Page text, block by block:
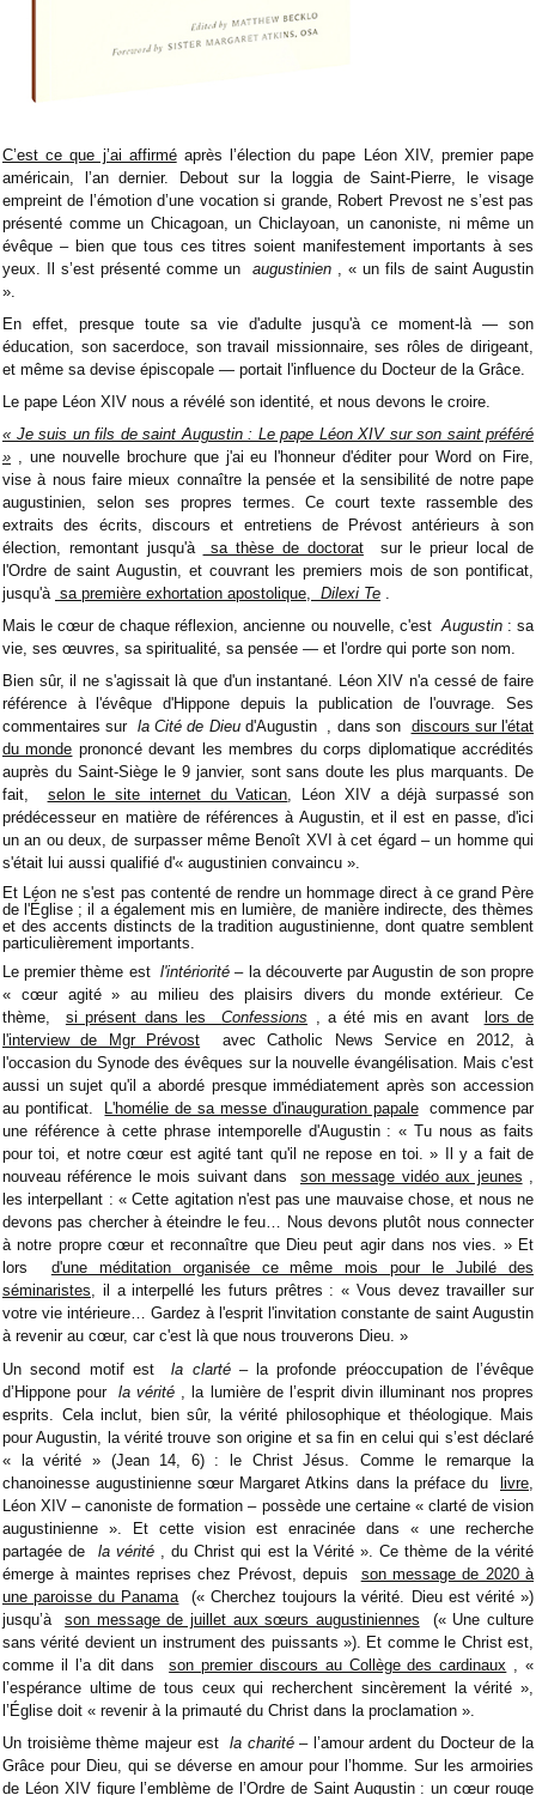
C’est ce que j’ai affirméaprès l’élection du pape Léon XIV, premier pape
américain, l’an dernier. Debout sur la loggia de Saint-Pierre, le visage
empreint de l’émotion d’une vocation si grande, Robert Prevost ne s’est pas
présenté comme un Chicagoan, un Chiclayoan, un canoniste, ni même un
évêque – bien que tous ces titres soient manifestement importants à ses
yeux. Il s’est présenté comme un augustinien , « un fils de saint Augustin
».
En effet, presque toute sa vie d'adulte jusqu'à ce moment-là — son
éducation, son sacerdoce, son travail missionnaire, ses rôles de dirigeant,
et même sa devise épiscopale — portait l'influence du Docteur de la Grâce.
Le pape Léon XIV nous a révélé son identité, et nous devons le croire.
« Je suis un fils de saint Augustin : Le pape Léon XIV sur son saint préféré
» , une nouvelle brochure que j'ai eu l'honneur d'éditer pour Word on Fire,
vise à nous faire mieux connaître la pensée et la sensibilité de notre pape
augustinien, selon ses propres termes. Ce court texte rassemble des
extraits des écrits, discours et entretiens de Prévost antérieurs à son
élection, remontant jusqu'à
sa thèse de doctoratsur le prieur local de
l'Ordre de saint Augustin, et couvrant les premiers mois de son pontificat,
jusqu'à sa première exhortation apostolique, Dilexi Te
Mais le cœur de chaque réflexion, ancienne ou nouvelle, c'estAugustin: sa
vie, ses œuvres, sa spiritualité, sa pensée — et l'ordre qui porte son nom.
Bien sûr, il ne s'agissait là que d'un instantané. Léon XIV n'a cessé de faire
référence à l'évêque d'Hippone depuis la publication de l'ouvrage. Ses
commentaires sur la Cité de Dieud'Augustin , dans son discours sur l'état
du monde prononcé devant les membres du corps diplomatique accrédités
auprès du Saint-Siège le 9 janvier, sont sans doute les plus marquants. De
fait, selon le site internet du Vatican, Léon XIV a déjà surpassé son
prédécesseur en matière de références à Augustin, et il est en passe, d'ici
un an ou deux, de surpasser même Benoît XVI à cet égard – un homme qui
s'était lui aussi qualifié d'« augustinien convaincu ».
Et Léon ne s'est pas contenté de rendre un hommage direct à ce grand Père
de l'Église ; il a également mis en lumière, de manière indirecte, des thèmes
et des accents distincts de la tradition augustinienne, dont quatre semblent
particulièrement importants.
Le premier thème estl'intériorité – la découverte par Augustin de son propre
« cœur agité » au milieu des plaisirs divers du monde extérieur. Ce
thème, si présent dans lesConfessions , a été mis en avant
lors de
l'interview de Mgr Prévost avec Catholic News Service en 2012, à
l'occasion du Synode des évêques sur la nouvelle évangélisation. Mais c'est
aussi un sujet qu'il a abordé presque immédiatement après son accession
au pontificat.
L'homélie de sa messe d'inauguration papalecommence par
une référence à cette phrase intemporelle d'Augustin : « Tu nous as faits
pour toi, et notre cœur est agité tant qu'il ne repose en toi. » Il y a fait de
nouveau référence le mois suivant dans son message vidéo aux jeunes ,
les interpellant : « Cette agitation n'est pas une mauvaise chose, et nous ne
devons pas chercher à éteindre le feu… Nous devons plutôt nous connecter
à notre propre cœur et reconnaître que Dieu peut agir dans nos vies. » Et
lors d'une méditation organisée ce même mois pour le Jubilé des
séminaristes, il a interpellé les futurs prêtres : « Vous devez travailler sur
votre vie intérieure… Gardez à l'esprit l'invitation constante de saint Augustin
à revenir au cœur, car c'est là que nous trouverons Dieu. »
Un second motif estla clarté– la profonde préoccupation de l’évêque
d’Hippone pourla vérité , la lumière de l’esprit divin illuminant nos propres
esprits. Cela inclut, bien sûr, la vérité philosophique et théologique. Mais
pour Augustin, la vérité trouve son origine et sa fin en celui qui s’est déclaré
« la vérité » (Jean 14, 6) : le Christ Jésus. Comme le remarque la
chanoinesse augustinienne sœur Margaret Atkins dans la préface du livre
Léon XIV – canoniste de formation – possède une certaine « clarté de vision
augustinienne ». Et cette vision est enracinée dans « une recherche
partagée de la vérité, du Christ qui est la Vérité ». Ce thème de la vérité
émerge à maintes reprises chez Prévost, depuis son message de 2020 à
une paroisse du Panama (« Cherchez toujours la vérité. Dieu est vérité »)
jusqu’àson message de juillet aux sœurs augustiniennes (« Une culture
sans vérité devient un instrument des puissants »). Et comme le Christ est,
comme il l’a dit dansson premier discours au Collège des cardinaux , «
l’espérance ultime de tous ceux qui recherchent sincèrement la vérité »,
l’Église doit « revenir à la primauté du Christ dans la proclamation ».
Un troisième thème majeur est la charité– l’amour ardent du Docteur de la
Grâce pour Dieu, qui se déverse en amour pour l’homme. Sur les armoiries
de Léon XIV figure l’emblème de l’Ordre de Saint Augustin : un cœur rouge